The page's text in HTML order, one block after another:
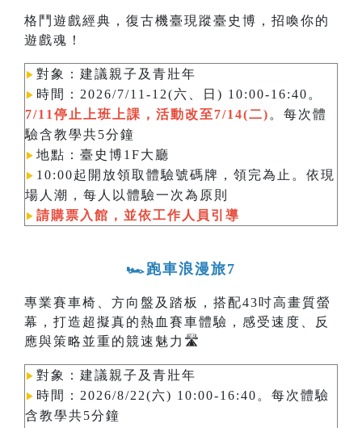
格鬥遊戲經典，復古機臺現蹤臺史博，招喚你的
遊戲魂！
▶︎ 對象：建議親子及青壯年
▶︎ 時間：2026/7/11-12(六、日) 10:00-16:40。
7/11停止上班上課，活動改至7/14(二) 。每次體
驗含教學共5分鐘
▶︎ 地點：臺史博1F大廳
▶︎ 10:00起開放領取體驗號碼牌，領完為止。依現
場人潮，每人以體驗一次為原則​​​​​​
▶︎ 請購票入館，並依工作人員引導
🏎️跑車浪漫旅7
專業賽車椅、方向盤及踏板，搭配43吋高畫質螢
幕，打造超擬真的熱血賽車體驗，感受速度、反
應與策略並重的競速魅力🛣️
▶︎ 對象：建議親子及青壯年
▶︎ 時間：2026/8/22(六) 10:00-16:40。每次體驗
含教學共5分鐘